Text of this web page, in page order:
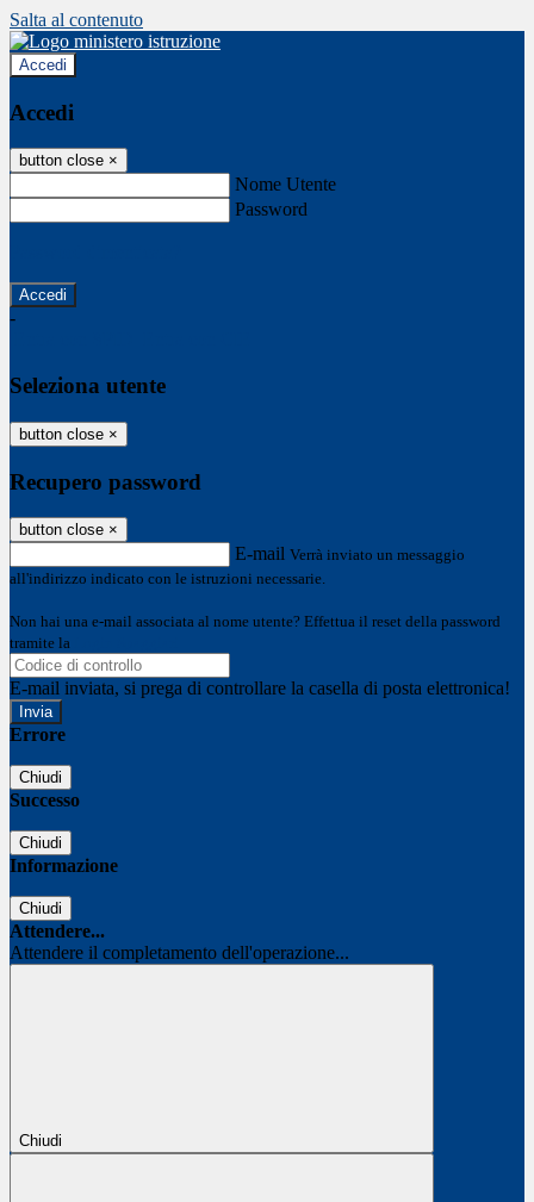
Salta al contenuto
Accedi
Accedi
button close ×
Nome Utente
Password
-
Seleziona utente
button close ×
Recupero password
button close ×
E-mail Verrà inviato un messaggio
all'indirizzo indicato con le istruzioni necessarie.
Non hai una e-mail associata al nome utente? Effettua il reset della password
tramite la
E-mail inviata, si prega di controllare la casella di posta elettronica!
Errore
Chiudi
Successo
Chiudi
Informazione
Chiudi
Attendere...
Attendere il completamento dell'operazione...
Chiudi